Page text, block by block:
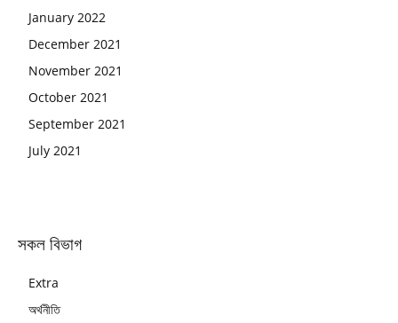
January 2022
December 2021
November 2021
October 2021
September 2021
July 2021
সকল বিভাগ
Extra
অর্থনীতি